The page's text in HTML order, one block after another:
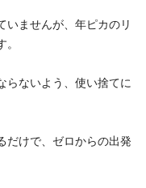
いませんが、年ピカのリ
らないよう、使い捨てに
だけで、ゼロからの出発